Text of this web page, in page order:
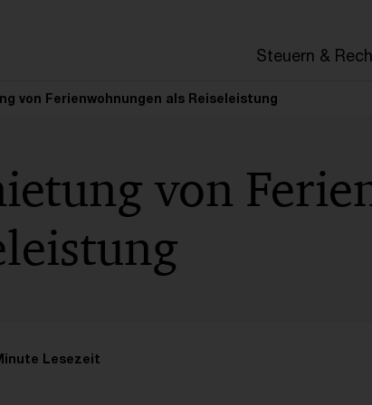
Steuern &
von Ferienwohnungen als Reiseleistung
von
Lesezeit